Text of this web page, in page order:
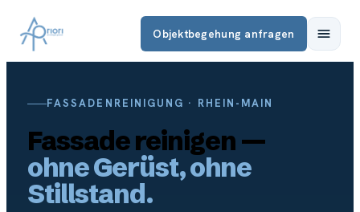
Objektbegehung anfragen
FASSADENREINIGUNG · RHEIN-MAIN
Fassade reinigen —
ohne Gerüst, ohne
Stillstand.